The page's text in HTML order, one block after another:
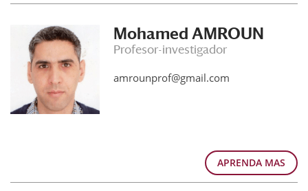
Mohamed AMROUN
Profesor-investigador
amrounprof@gmail.com
APRENDA MAS